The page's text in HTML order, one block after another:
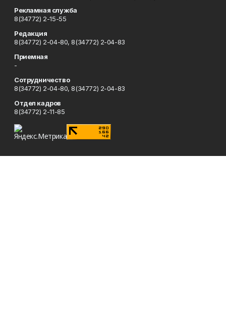
Рекламная служба
8(34772) 2-15-55
Редакция
8(34772) 2-04-80, 8(34772) 2-04-83
Приемная
-
Сотрудничество
8(34772) 2-04-80, 8(34772) 2-04-83
Отдел кадров
8(34772) 2-11-85